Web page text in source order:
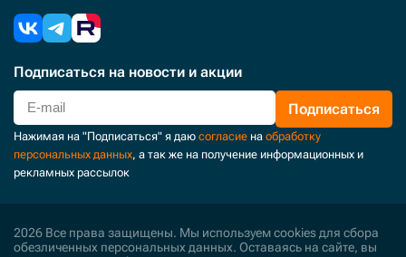
Подписаться на новости и акции
Подписаться
Нажимая на "Подписаться" я даю согласие на обработку
персональных данных, а так же на получение информационных и
рекламных рассылок
2026 Все права защищены. Мы используем cookies для сбора
обезличенных персональных данных. Оставаясь на сайте, вы